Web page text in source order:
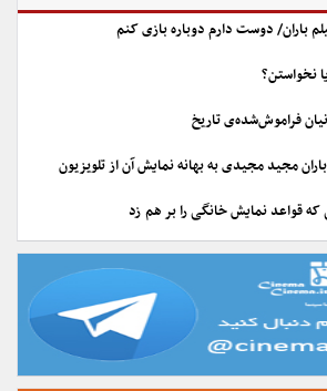
باران/ دوست دارم دوباره بازی کنم
نخواستن؟
فراموش‌شده‌ی تاریخ
مجید مجیدی به بهانه نمایش آن از تلویزیون
قواعد نمایش خانگی را بر هم زد